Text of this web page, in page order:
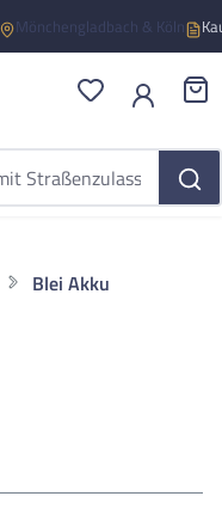
Mönchengladbach & Köln
Du hast 0
Blei Akku